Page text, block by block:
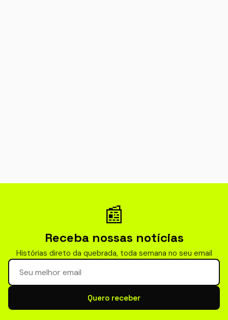
📰
Receba nossas notícias
Histórias direto da quebrada, toda semana no seu email
Seu email para newsletter
Quero receber